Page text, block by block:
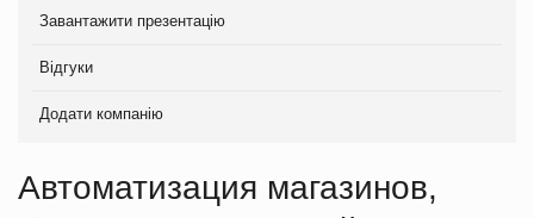
Завантажити презентацію
Відгуки
Додати компанію
Автоматизация магазинов,